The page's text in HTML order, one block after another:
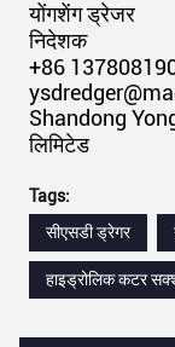
योंगशेंग ड्रेजर
निदेशक
+86
Shandong
लिमिटेड
Tags:
सीएसडी ड्रेगर
हाइड्रोलिक कटर